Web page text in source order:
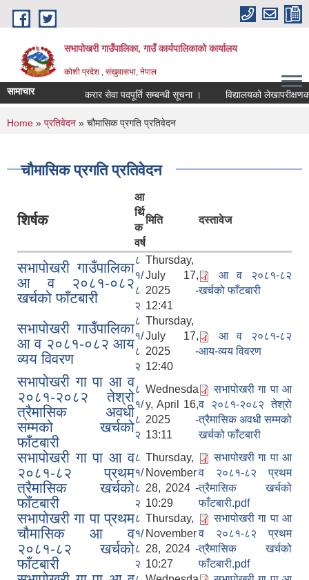
Skip to main content
सभापोखरी गाउँपालिका, गाउँ कार्यपालिकाको कार्यालय
कोशी प्रदेश , संखुवासभा, नेपाल
सामाचार करार सेवा पदपूर्ति सम्बन्धी सूचना ।
You are here
Home » प्रतिवेदन » चौमासिक प्रगति प्रतिवेदन
चौमासिक प्रगति प्रतिवेदन
शिर्षक
आ
र्थि
क
वर्ष
मिति दस्तावेज
सभापोखरी गाउँपालिका
आ व २०८१-०८२
खर्चको फाँटबारी
८
१/
८
२
Thursday,
July 17,
2025 -
12:41
आ व २०८१-८२
खर्चको फाँटबारी
सभापोखरी गाउँपालिका
आ व २०८१-०८२ आय
व्यय विवरण
८
१/
८
२
Thursday,
July 17,
2025 -
12:40
आ व २०८१-८२
आय-व्यय विवरण
सभापोखरी गा पा आ व
२०८१-२०८२ तेश्रो
त्रैमासिक अवधी
सम्मको खर्चको
फाँटबारी
८
१/
८
२
Wednesda
y, April 16,
2025 -
13:11
सभापोखरी गा पा आ
व २०८१-२०८२ तेश्रो
त्रैमासिक अवधी सम्मको
खर्चको फाँटबारी
सभापोखरी गा पा आ व
२०८१-८२ प्रथम
त्रैमासिक खर्चको
फाँटबारी
८
१/
८
२
Thursday,
November
28, 2024 -
10:29
सभापोखरी गा पा आ
व २०८१-८२ प्रथम
त्रैमासिक खर्चको
फाँटबारी.pdf
सभापोखरी गा पा प्रथम
चौमासिक आ व
२०८१-८२ खर्चको
फाँटबारी
८
१/
८
२
Thursday,
November
28, 2024 -
10:27
सभापोखरी गा पा आ
व २०८१-८२ प्रथम
त्रैमासिक खर्चको
फाँटबारी.pdf